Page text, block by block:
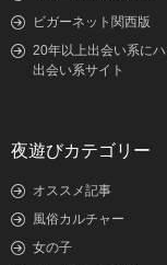
ビガーネット関西版
20年以上出会い系に
出会い系サイト
夜遊びカテゴリー
オススメ記事
風俗カルチャー
女の子